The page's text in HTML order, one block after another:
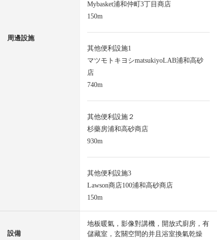
周邊設施
Mybasket浦和仲町3丁目商店
150m
其他便利設施1
マツモトキヨシmatsukiyoLAB浦和高砂
店
740m
其他便利設施２
杉藥房浦和高砂商店
930m
其他便利設施3
Lawson商店100浦和高砂商店
150m
設備
地板暖氣，影像對講機，開放式廚房，有
儲藏室，玄關空間的并且浴室換氣乾燥